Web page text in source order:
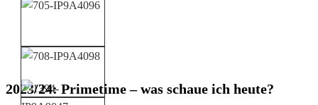
2023/24: Primetime – was schaue ich heute?